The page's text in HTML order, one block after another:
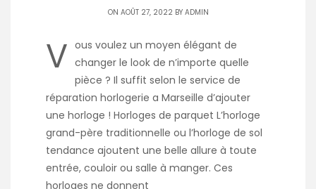
ON AOÛT 27, 2022 BY ADMIN
V ous voulez un moyen élégant de
changer le look de n’importe quelle
pièce ? Il suffit selon le service de
réparation horlogerie a Marseille d’ajouter
une horloge ! Horloges de parquet L’horloge
grand-père traditionnelle ou l’horloge de sol
tendance ajoutent une belle allure à toute
entrée, couloir ou salle à manger. Ces
horloges ne donnent